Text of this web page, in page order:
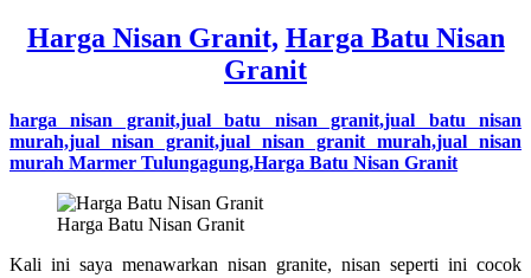
Harga Nisan Granit, Harga Batu Nisan
Granit
harga nisan granit,jual batu nisan granit,jual batu nisan
murah,jual nisan granit,jual nisan granit murah,jual nisan
murah Marmer Tulungagung,Harga Batu Nisan Granit
Harga Batu Nisan Granit
Kali ini saya menawarkan nisan granite, nisan seperti ini cocok